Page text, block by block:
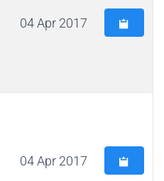
04 Apr 2017
04 Apr 2017